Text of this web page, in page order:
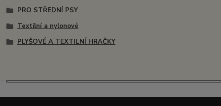
PRO STŘEDNÍ PSY
Textilní a nylonové
PLYŠOVÉ A TEXTILNÍ HRAČKY